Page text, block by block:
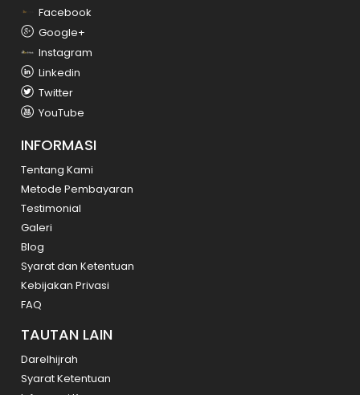
Facebook
Google+
Instagram
Linkedin
Twitter
YouTube
INFORMASI
Tentang Kami
Metode Pembayaran
Testimonial
Galeri
Blog
Syarat dan Ketentuan
Kebijakan Privasi
FAQ
TAUTAN LAIN
Darelhijrah
Syarat Ketentuan